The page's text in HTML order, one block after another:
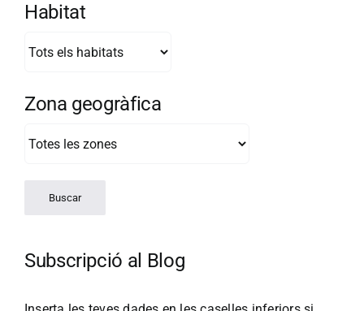
Habitat
Zona geogràfica
Subscripció al Blog